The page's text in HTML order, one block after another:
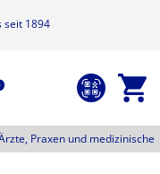
seit 1894
Praxen und medizinische